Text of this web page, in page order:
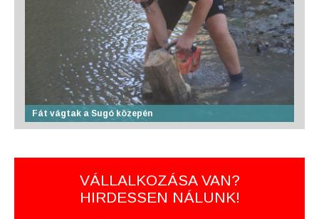
Fát vágtak a Sugó közepén
VÁLLALKOZÁSA VAN?
HIRDESSEN NÁLUNK!